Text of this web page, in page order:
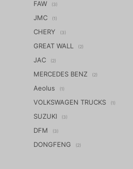
FAW (3)
JMC (1)
CHERY (3)
GREAT WALL (2)
JAC (2)
MERCEDES BENZ (2)
Aeolus (1)
VOLKSWAGEN TRUCKS (1)
SUZUKI (3)
DFM (3)
DONGFENG (2)